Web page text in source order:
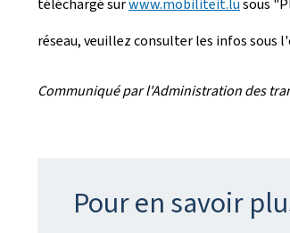
téléchargé surwww.mobiliteit.lusous
réseau, veuillez consulter les infos sous
Communiqué par l'Administration des
Pour en savoir